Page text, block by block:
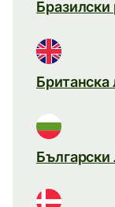
Бразилски
Британска
Български